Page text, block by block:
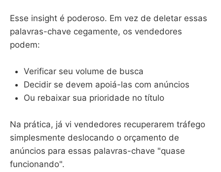
Esse insight é poderoso. Em vez de deletar essas
palavras-chave cegamente, os vendedores
podem:
Verificar seu volume de busca
Decidir se devem apoiá-las com anúncios
Ou rebaixar sua prioridade no título
Na prática, já vi vendedores recuperarem tráfego
simplesmente deslocando o orçamento de
anúncios para essas palavras-chave "quase
funcionando".